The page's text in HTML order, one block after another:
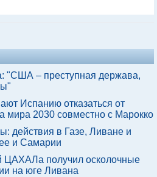
"США – преступная держава,
Испанию отказаться от
мира 2030 совместно с Марокко
действия в Газе, Ливане и
и Самарии
ЦАХАЛа получил осколочные
на юге Ливана